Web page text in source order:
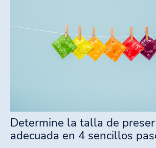
Determine la talla de
adecuada en 4 sencillos